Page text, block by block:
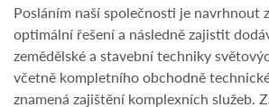
Posláním naší společnosti je navrhnout
optimální řešení a následně zajistit
zemědělské a stavební techniky
včetně kompletního obchodně
znamená zajištění komplexních služeb.